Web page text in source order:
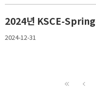
2024년 KSCE-
2024-12-31